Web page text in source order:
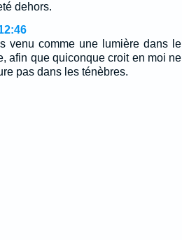
dehors.
venu comme une lumière dans le
afin que quiconque croit en moi ne
pas dans les ténèbres.